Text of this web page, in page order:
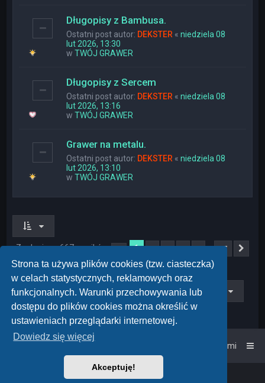
Strona ta używa plików cookies (tzw. ciasteczka)
w celach statystycznych, reklamowych oraz
funkcjonalnych. Warunki przechowywania lub
dostępu do plików cookies można określić w
ustawieniach przeglądarki internetowej.
Dowiedz się więcej
Akceptuję!
Długopisy z Bambusa.
Ostatni post autor: DEKSTER «niedziela 08
lut 2026, 13:30
wTWÓJ GRAWER
Długopisy z Sercem
Ostatni post autor: DEKSTER «niedziela 08
lut 2026, 13:16
wTWÓJ GRAWER
Grawer na metalu.
Ostatni post autor: DEKSTER «niedziela 08
lut 2026, 13:10
wTWÓJ GRAWER
Znaleziono 667 wyników 1 2 3 4 5 … 27
Przejdź do
Kontakt z nami
phpBB
PlanetStyles